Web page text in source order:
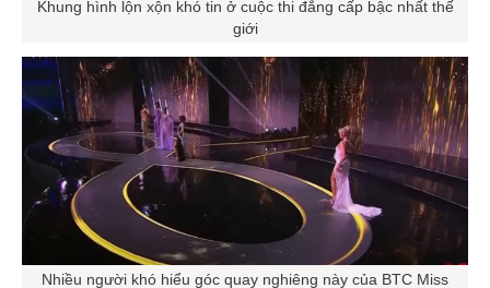
giới
Nhiều người khó hiểu góc quay nghiêng này của BTC Miss